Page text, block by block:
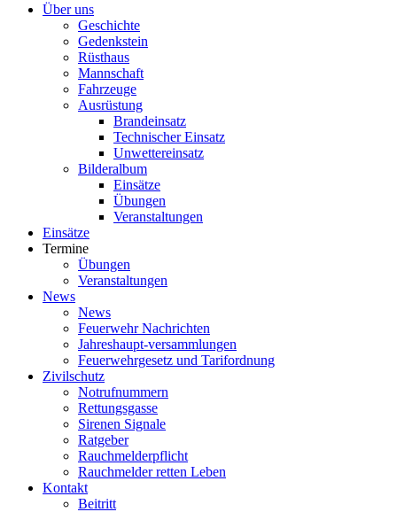
Über uns
Geschichte
Gedenkstein
Rüsthaus
Mannschaft
Fahrzeuge
Ausrüstung
Brandeinsatz
Technischer Einsatz
Unwettereinsatz
Bilderalbum
Einsätze
Übungen
Veranstaltungen
Einsätze
Termine
Übungen
Veranstaltungen
News
News
Feuerwehr Nachrichten
Jahreshaupt-versammlungen
Feuerwehrgesetz und Tarifordnung
Zivilschutz
Notrufnummern
Rettungsgasse
Sirenen Signale
Ratgeber
Rauchmelderpflicht
Rauchmelder retten Leben
Kontakt
Beitritt